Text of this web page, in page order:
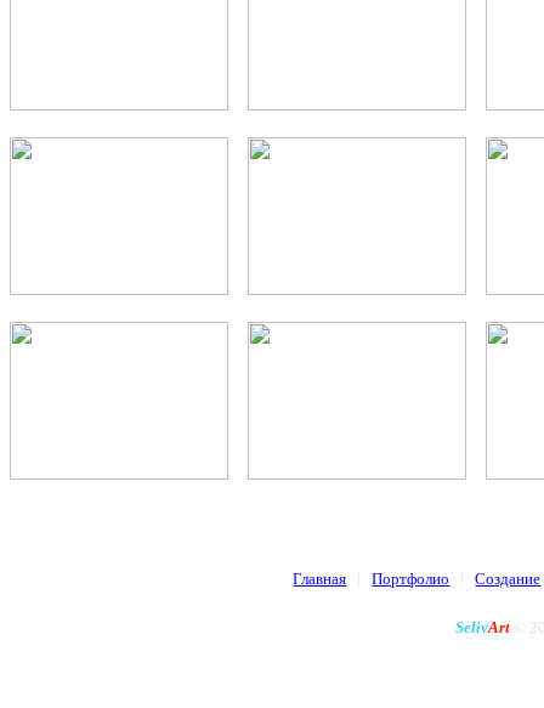
Главная |Портфолио |Создание
SelivArt ©